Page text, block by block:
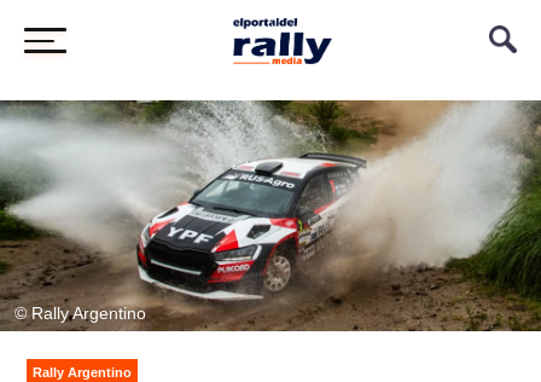
© Rally Argentino
Rally Argentino